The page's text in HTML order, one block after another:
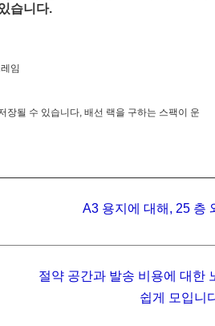
습니다.
임
장될 수 있습니다, 배선 랙을 구하는 스팩이 운
A3 용지에 대해, 25 층
절약 공간과 발송 비용에 대한
쉽게 모입니